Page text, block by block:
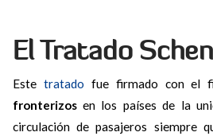
El Tratado
Este tratado fue firmado con el
fronterizosen los países de la
circulación de pasajeros siempre